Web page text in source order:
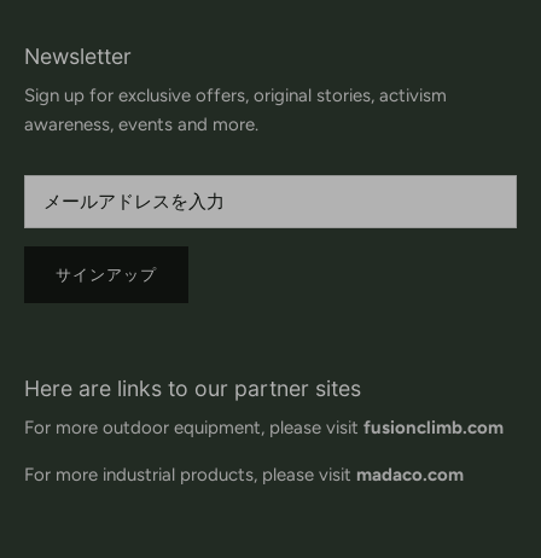
Newsletter
Sign up for exclusive offers, original stories, activism
awareness, events and more.
サインアップ
Here are links to our partner sites
For more outdoor equipment, please visit fusionclimb.com
For more industrial products, please visit madaco.com